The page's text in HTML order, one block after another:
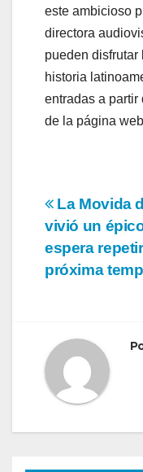
este ambicioso
directora
pueden disfrutar
historia
entradas a partir
de la página web
de
La Movida
vivió un
espera
próxima